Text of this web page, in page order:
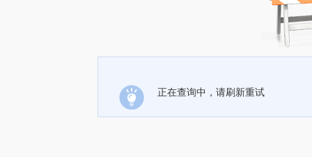
正在查询中，请刷新重试